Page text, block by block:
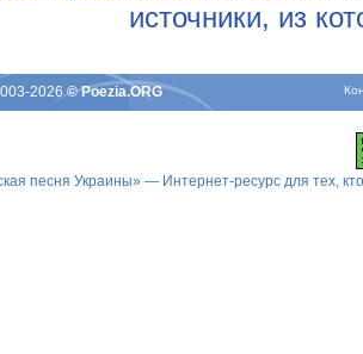
источники, из
2026© Poezia.ORG
песня Украины» — Интернет-ресурс для тех,